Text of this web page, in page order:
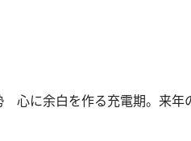
心に余白を作る充電期。来年